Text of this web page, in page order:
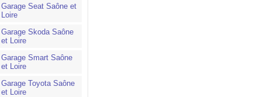
Garage Seat Saône et
Loire
Garage Skoda Saône
et Loire
Garage Smart Saône
et Loire
Garage Toyota Saône
et Loire